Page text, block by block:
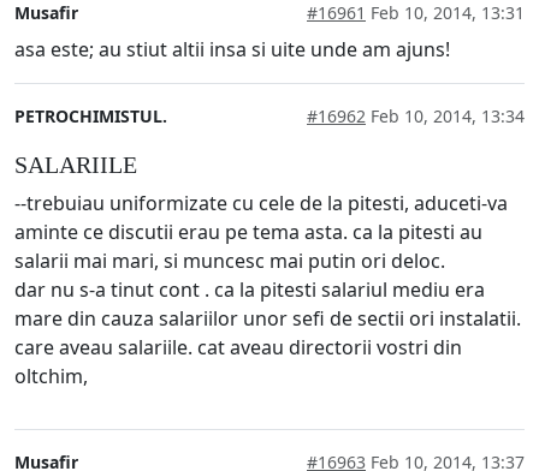
Musafir #16961 Feb 10, 2014, 13:31
asa este; au stiut altii insa si uite unde am ajuns!
PETROCHIMISTUL. #16962 Feb 10, 2014, 13:34
SALARIILE
--trebuiau uniformizate cu cele de la pitesti, aduceti-va
aminte ce discutii erau pe tema asta. ca la pitesti au
salarii mai mari, si muncesc mai putin ori deloc.
dar nu s-a tinut cont . ca la pitesti salariul mediu era
mare din cauza salariilor unor sefi de sectii ori instalatii.
care aveau salariile. cat aveau directorii vostri din
oltchim,
Musafir #16963 Feb 10, 2014, 13:37